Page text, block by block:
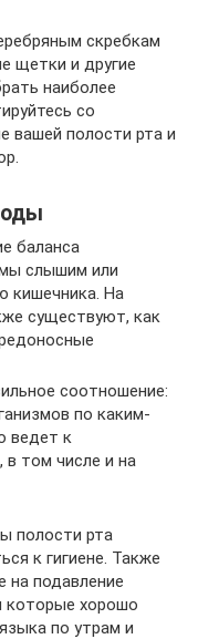
скребкам
щетки и другие
наиболее
со
вашей полости рта и
баланса
слышим или
кишечника. На
существуют, как
соотношение:
по каким-
ведет к
том числе и на
полости рта
к гигиене. Также
подавление
которые хорошо
по утрам и